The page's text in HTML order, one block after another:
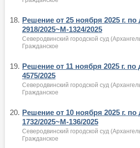
18. Решение от 25 ноября 2025 г.
2918/2025~М-1324/2025
Северодвинский городской суд
Гражданское
19. Решение от 11 ноября 2025 г.
4575/2025
Северодвинский городской суд
Гражданское
20. Решение от 10 ноября 2025 г.
1732/2025~М-136/2025
Северодвинский городской суд
Гражданское